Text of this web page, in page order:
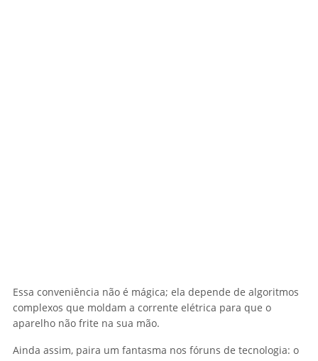
Essa conveniência não é mágica; ela depende de algoritmos
complexos que moldam a corrente elétrica para que o
aparelho não frite na sua mão.
Ainda assim, paira um fantasma nos fóruns de tecnologia: o